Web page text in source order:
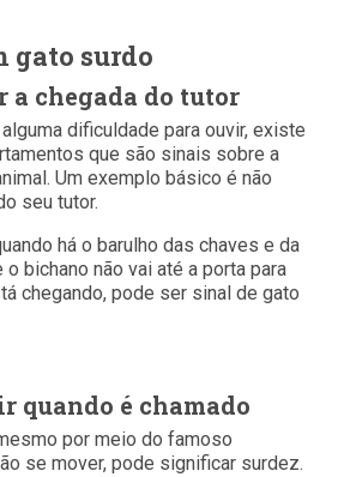
gato surdo
a chegada do tutor
dificuldade para ouvir, existe
que são sinais sobre a
Um exemplo básico é não
seu tutor.
há o barulho das chaves e da
o bichano não vai até a porta para
chegando, pode ser sinal de gato
quando é chamado
por meio do famoso
se mover, pode significar surdez.